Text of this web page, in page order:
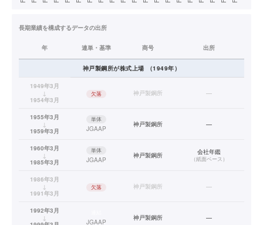
長期業績を構成するデータの出所
年 連単・基準 商号 出所
神戸製鋼所が株式上場 （1949年）
1949年3月
↓
1954年3月
欠落 神戸製鋼所 —
1955年3月
↓
1959年3月
単体
JGAAP
神戸製鋼所 —
1960年3月
↓
1985年3月
単体
JGAAP
神戸製鋼所 会社年鑑
（紙面ベース）
1986年3月
↓
1991年3月
欠落 神戸製鋼所 —
1992年3月
↓
JGAAP
神戸製鋼所 —